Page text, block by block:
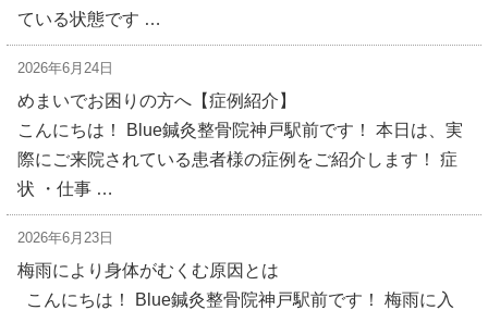
ている状態です …
2026年6月24日
めまいでお困りの方へ【症例紹介】
こんにちは！ Blue鍼灸整骨院神戸駅前です！ 本日は、実
際にご来院されている患者様の症例をご紹介します！ 症
状 ・仕事 …
2026年6月23日
梅雨により身体がむくむ原因とは
こんにちは！ Blue鍼灸整骨院神戸駅前です！ 梅雨に入